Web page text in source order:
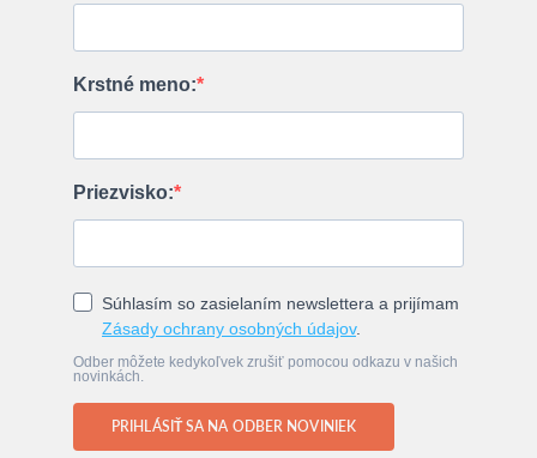
Krstné meno:
Priezvisko:
Súhlasím so zasielaním newslettera a prijímam
Zásady ochrany osobných údajov.
Odber môžete kedykoľvek zrušiť pomocou odkazu v našich
novinkách.
PRIHLÁSIŤ SA NA ODBER NOVINIEK